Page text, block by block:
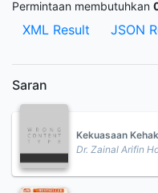
Permintaan membutuhkan
XML Result JSON
Saran
Kekuasaan
Dr. Zainal Arifin